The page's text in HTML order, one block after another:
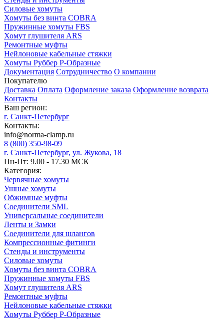
Силовые хомуты
Хомуты без винта COBRA
Пружинные хомуты FBS
Хомут глушителя ARS
Ремонтные муфты
Нейлоновые кабельные стяжки
Хомуты Руббер Р-Образные
Документация Сотрудничество О компании
Покупателю
Доставка Оплата Оформление заказа Оформление возврата
Контакты
Ваш регион:
г. Санкт-Петербург
Контакты:
info@norma-clamp.ru
8 (800) 350-98-09
г. Санкт-Петербург, ул. Жукова, 18
Пн-Пт: 9.00 - 17.30 МСК
Категория:
Червячные хомуты
Ушные хомуты
Обжимные муфты
Соединители SML
Универсальные соединители
Ленты и Замки
Соединители для шлангов
Компрессионные фитинги
Стенды и инструменты
Силовые хомуты
Хомуты без винта COBRA
Пружинные хомуты FBS
Хомут глушителя ARS
Ремонтные муфты
Нейлоновые кабельные стяжки
Хомуты Руббер Р-Образные